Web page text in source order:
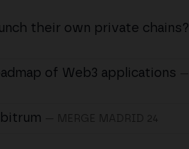
their own private chains?
of Web3 applications